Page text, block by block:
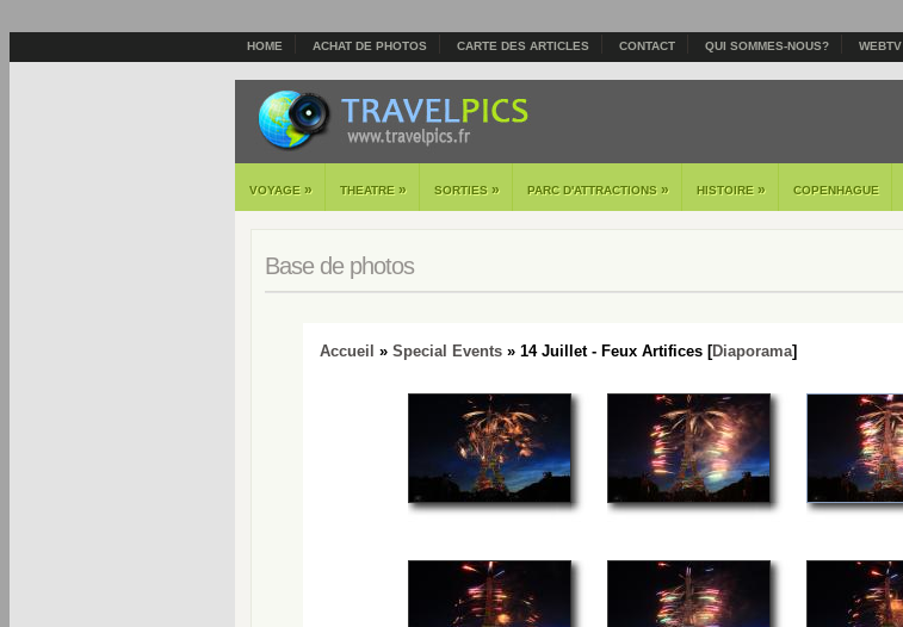
HOME ACHAT DE PHOTOS CARTE DES ARTICLES CONTACT QUI SOMMES-NOUS? WEBTV
VOYAGE » THEATRE » SORTIES » PARC D'ATTRACTIONS » HISTOIRE » COPENHAGUE
Base de photos
Accueil » Special Events » 14 Juillet - Feux Artifices [Diaporama]